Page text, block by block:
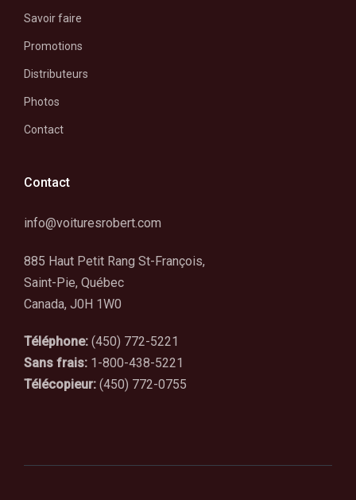
Savoir faire
Promotions
Distributeurs
Photos
Contact
Contact
info@voituresrobert.com
885 Haut Petit Rang St-François,
Saint-Pie, Québec
Canada, J0H 1W0
Téléphone: (450) 772-5221
Sans frais: 1-800-438-5221
Télécopieur: (450) 772-0755